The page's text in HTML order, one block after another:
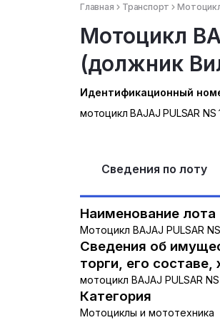
Главная Транспорт
Мотоцикл
(должник
Идентификационный
мотоцикл BAJAJ PULSAR
Сведения по лоту
Наименование лота
Мотоцикл BAJAJ PULSAR
Сведения об
торги, его составе,
мотоцикл BAJAJ PULSAR
Категория
Мотоциклы и мототехника